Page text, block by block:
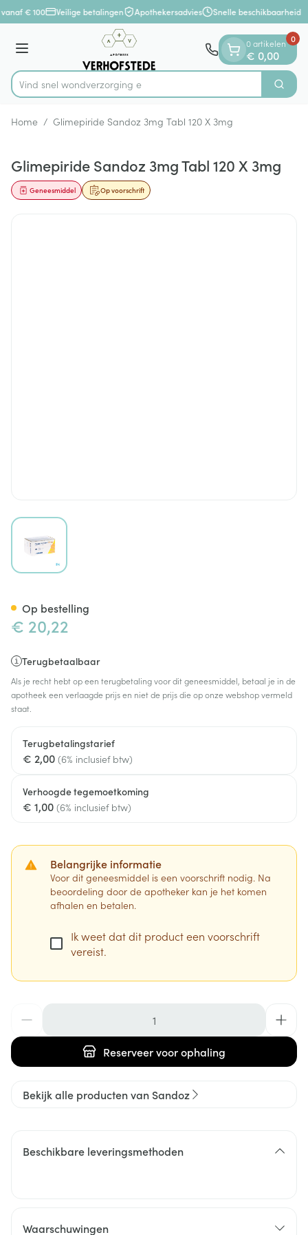
Ga naar de inhoud
1 van 1
€ 100 Veilige betalingen Apothekersadvies Snelle beschikbaarheid
Menu
Product, merk, categorie...
Vind snel wondver Zoek
0 artikelen
€ 0,00
0
Home / Glimepiride Sandoz 3mg Tabl 120 X 3mg
Glimepiride Sandoz 3mg Tabl 120 X 3mg
Op voorschrift
Geneesmiddel
View larger image
€ 20,22
Terugbetaalbaar
Als je recht hebt op een terugbetaling voor dit geneesmiddel, betaal je in de
apotheek een verlaagde prijs en niet de prijs die op onze webshop vermeld
staat.
Terugbetalingstarief
€ 2,00 (6% inclusief btw)
Verhoogde tegemoetkoming
€ 1,00 (6% inclusief btw)
Belangrijke informatie
Voor dit geneesmiddel is een voorschrift nodig. Na
beoordeling door de apotheker kan je het komen
afhalen en betalen.
Ik weet dat dit product een voorschrift
vereist.
Reserveervoor ophaling
Op bestelling
Bekijk alle producten van Sandoz
Beschikbare leveringsmethoden
Waarschuwingen